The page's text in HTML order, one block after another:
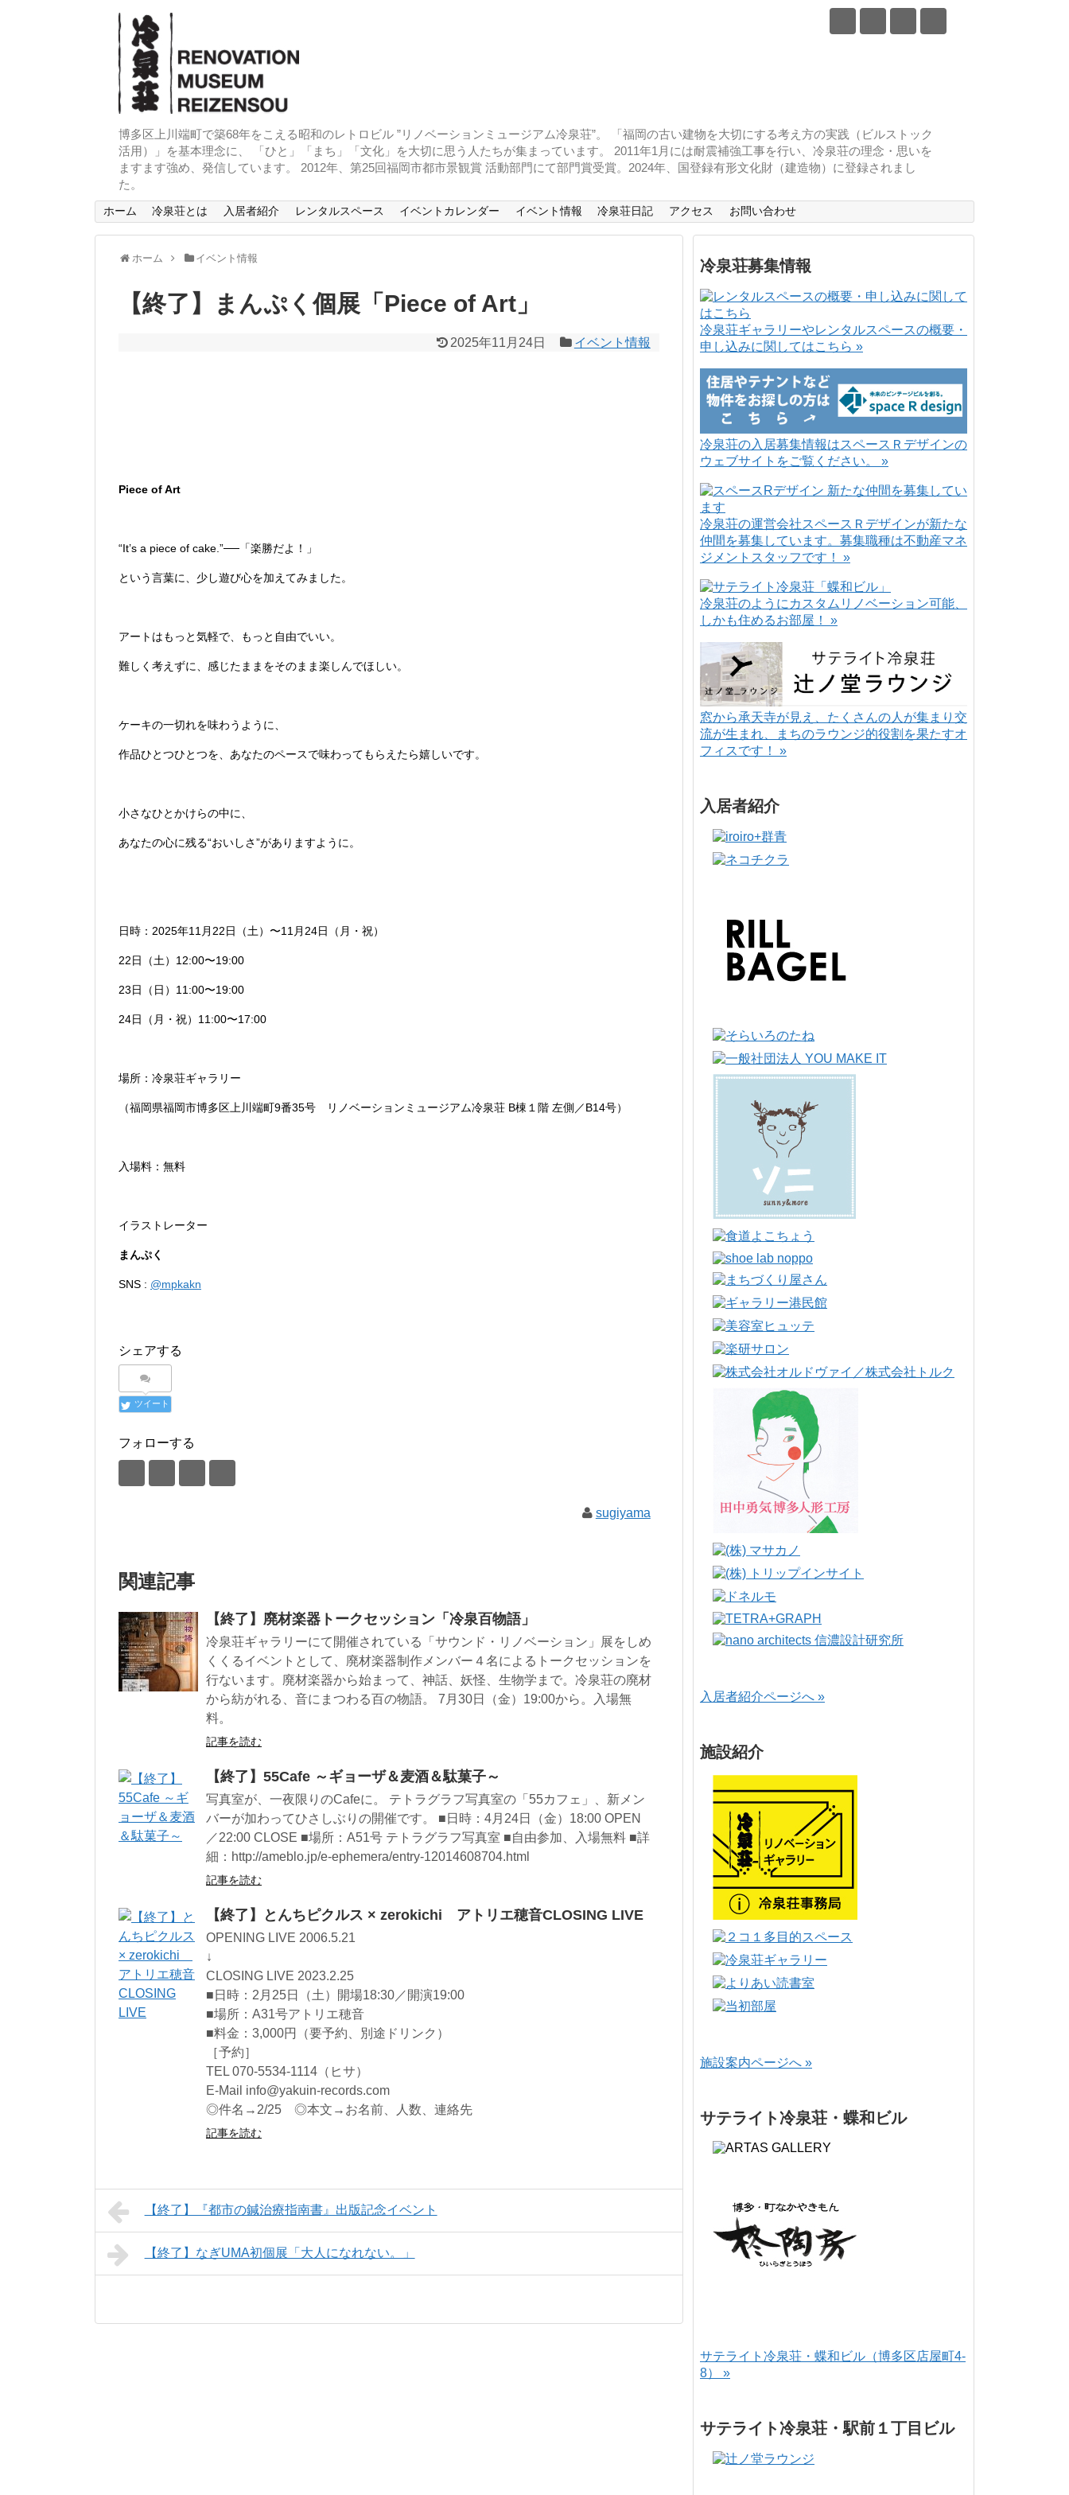
博多区上川端町で築68年をこえる昭和のレトロビル ”リノベーションミュージアム冷泉荘”。 「福岡の古い建物を大切にする考え方の実践（ビルストック
活用）」を基本理念に、 「ひと」「まち」「文化」を大切に思う人たちが集まっています。 2011年1月には耐震補強工事を行い、冷泉荘の理念・思いを
ますます強め、発信しています。 2012年、第25回福岡市都市景観賞 活動部門にて部門賞受賞。2024年、国登録有形文化財（建造物）に登録されまし
た。
ホーム 冷泉荘とは 入居者紹介 レンタルスペース イベントカレンダー イベント情報 冷泉荘日記 アクセス お問い合わせ
ホーム イベント情報
【終了】まんぷく個展「Piece of Art」
2025年11月24日 イベント情報
Piece of Art
“It’s a piece of cake.”──「楽勝だよ！」
という言葉に、少し遊び心を加えてみました。
アートはもっと気軽で、もっと自由でいい。
難しく考えずに、感じたままをそのまま楽しんでほしい。
ケーキの一切れを味わうように、
作品ひとつひとつを、あなたのペースで味わってもらえたら嬉しいです。
小さなひとかけらの中に、
あなたの心に残る“おいしさ”がありますように。
日時：2025年11月22日（土）〜11月24日（月・祝）
22日（土）12:00〜19:00
23日（日）11:00〜19:00
24日（月・祝）11:00〜17:00
場所：冷泉荘ギャラリー
（福岡県福岡市博多区上川端町9番35号 リノベーションミュージアム冷泉荘 B棟１階 左側／B14号）
入場料：無料
イラストレーター
まんぷく
SNS : @mpkakn
シェアする
ツイート
フォローする
sugiyama
関連記事
【終了】廃材楽器トークセッション「冷泉百物語」
冷泉荘ギャラリーにて開催されている「サウンド・リノベーション」展をしめ
くくるイベントとして、廃材楽器制作メンバー４名によるトークセッションを
行ないます。廃材楽器から始まって、神話、妖怪、生物学まで。冷泉荘の廃材
から紡がれる、音にまつわる百の物語。 7月30日（金）19:00から。入場無
料。
記事を読む
【終了】55Cafe ～ギョーザ＆麦酒＆駄菓子～
写真室が、一夜限りのCafeに。 テトラグラフ写真室の「55カフェ」、新メン
バーが加わってひさしぶりの開催です。 ■日時：4月24日（金）18:00 OPEN
／22:00 CLOSE ■場所：A51号 テトラグラフ写真室 ■自由参加、入場無料 ■詳
細：http://ameblo.jp/e-ephemera/entry-12014608704.html
記事を読む
【終了】とんちピクルス × zerokichi アトリエ穂音CLOSING LIVE
OPENING LIVE 2006.5.21
↓
CLOSING LIVE 2023.2.25
■日時：2月25日（土）開場18:30／開演19:00
■場所：A31号アトリエ穂音
■料金：3,000円（要予約、別途ドリンク）
［予約］
TEL 070-5534-1114（ヒサ）
E-Mail info@yakuin-records.com
◎件名→2/25 ◎本文→お名前、人数、連絡先
記事を読む
【終了】『都市の鍼治療指南書』出版記念イベント
【終了】なぎUMA初個展「大人になれない。」
冷泉荘募集情報
冷泉荘ギャラリーやレンタルスペースの概要・
申し込みに関してはこちら »
冷泉荘の入居募集情報はスペースＲデザインの
ウェブサイトをご覧ください。 »
冷泉荘の運営会社スペースＲデザインが新たな
仲間を募集しています。募集職種は不動産マネ
ジメントスタッフです！ »
冷泉荘のようにカスタムリノベーション可能、
しかも住めるお部屋！ »
窓から承天寺が見え、たくさんの人が集まり交
流が生まれ、まちのラウンジ的役割を果たすオ
フィスです！ »
入居者紹介
入居者紹介ページへ »
施設紹介
施設案内ページへ »
サテライト冷泉荘・蝶和ビル
サテライト冷泉荘・蝶和ビル（博多区店屋町4-
8） »
サテライト冷泉荘・駅前１丁目ビル